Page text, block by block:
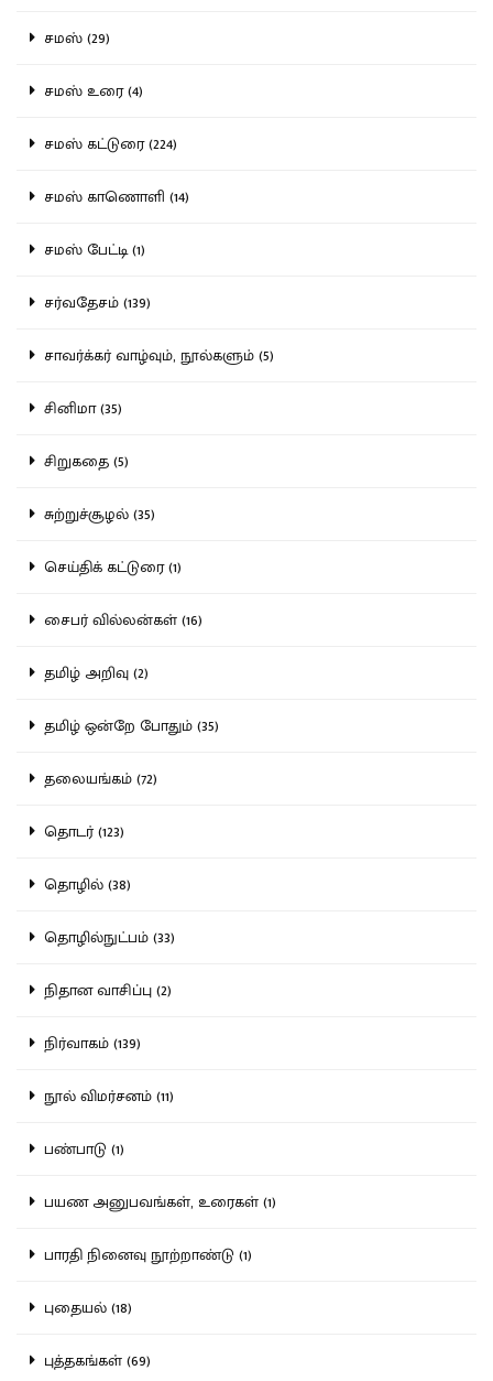
சமஸ் (29)
சமஸ் உரை (4)
சமஸ் கட்டுரை (224)
சமஸ் காணொளி (14)
சமஸ் பேட்டி (1)
சர்வதேசம் (139)
சாவர்க்கர் வாழ்வும், நூல்களும் (5)
சினிமா (35)
சிறுகதை (5)
சுற்றுச்சூழல் (35)
செய்திக் கட்டுரை (1)
சைபர் வில்லன்கள் (16)
தமிழ் அறிவு (2)
தமிழ் ஒன்றே போதும் (35)
தலையங்கம் (72)
தொடர் (123)
தொழில் (38)
தொழில்நுட்பம் (33)
நிதான வாசிப்பு (2)
நிர்வாகம் (139)
நூல் விமர்சனம் (11)
பண்பாடு (1)
பயண அனுபவங்கள், உரைகள் (1)
பாரதி நினைவு நூற்றாண்டு (1)
புதையல் (18)
புத்தகங்கள் (69)